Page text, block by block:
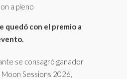
a pleno
quedó con el premio a
se consagró ganador
Sessions 2026,